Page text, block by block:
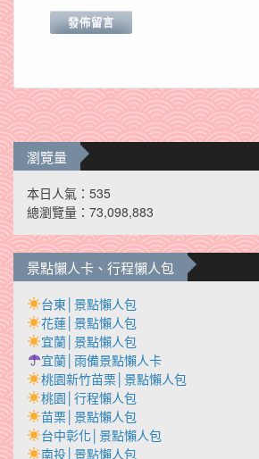
瀏覽量
本日人氣：535
總瀏覽量：73,098,883
景點懶人卡、行程懶人包
台東│景點懶人包
花蓮│景點懶人包
宜蘭│景點懶人包
宜蘭│雨備景點懶人卡
桃園新竹苗栗│景點懶人包
桃園│行程懶人包
苗栗│景點懶人包
台中彰化│景點懶人包
南投│景點懶人包